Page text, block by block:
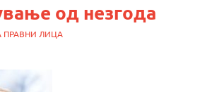
од незгода
ПРАВНИ ЛИЦА